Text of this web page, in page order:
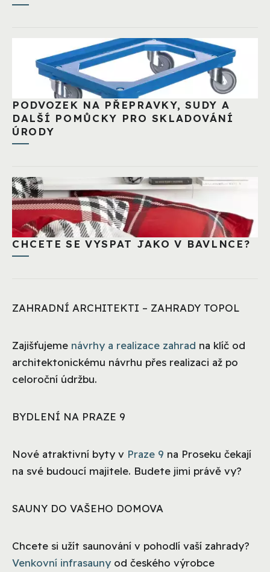
PODVOZEK NA PŘEPRAVKY, SUDY A
DALŠÍ POMŮCKY PRO SKLADOVÁNÍ
ÚRODY
CHCETE SE VYSPAT JAKO V BAVLNCE?
ZAHRADNÍ ARCHITEKTI – ZAHRADY TOPOL
Zajišťujeme návrhy a realizace zahrad na klíč od
architektonickému návrhu přes realizaci až po
celoroční údržbu.
BYDLENÍ NA PRAZE 9
Nové atraktivní byty v Praze 9 na Proseku čekají
na své budoucí majitele. Budete jimi právě vy?
SAUNY DO VAŠEHO DOMOVA
Chcete si užít saunování v pohodlí vaší zahrady?
Venkovní infrasauny od českého výrobce